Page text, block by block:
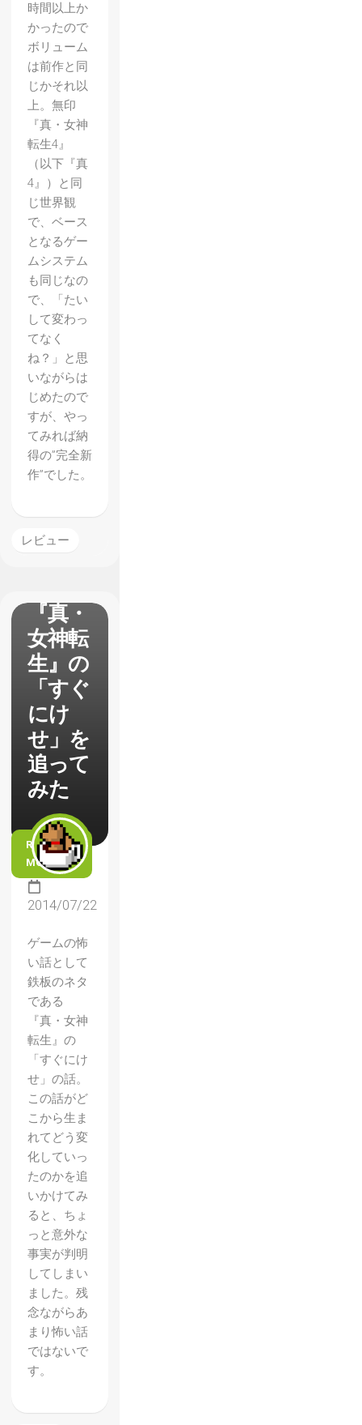
時間以上か
かったので
ボリューム
は前作と同
じかそれ以
上。無印
『真・女神
転生4』
（以下『真
4』）と同
じ世界観
で、ベース
となるゲー
ムシステム
も同じなの
で、「たい
して変わっ
てなく
ね？」と思
いながらは
じめたので
すが、やっ
てみれば納
得の”完全新
作”でした。
レビュー
ゲーム
にまつ
『真・
女神転
生』の
「すぐ
にけ
せ」を
追って
みた
READ
MORE
2014/07/22
ゲームの怖
い話として
鉄板のネタ
である
『真・女神
転生』の
「すぐにけ
せ」の話。
この話がど
こから生ま
れてどう変
化していっ
たのかを追
いかけてみ
ると、ちょ
っと意外な
事実が判明
してしまい
ました。残
念ながらあ
まり怖い話
ではないで
す。
真・女
神転生